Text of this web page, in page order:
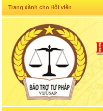
Trang dành cho Hội viên